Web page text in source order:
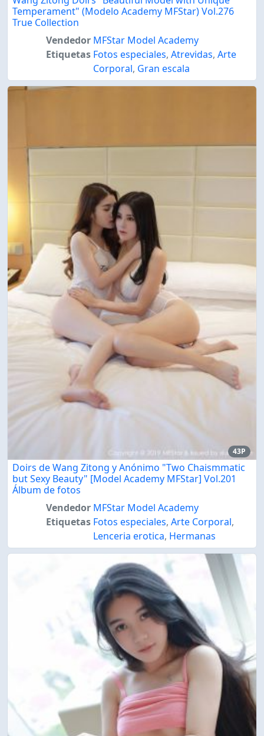
Temperament" (Modelo Academy MFStar) Vol.276
True Collection
Vendedor MFStar Model Academy
Etiquetas Fotos especiales, Atrevidas, Arte
Corporal, Gran escala
43P
Doirs de Wang Zitong y Anónimo "Two Chaismmatic
but Sexy Beauty" [Model Academy MFStar] Vol.201
Álbum de fotos
Vendedor MFStar Model Academy
Etiquetas Fotos especiales, Arte Corporal,
Lenceria erotica, Hermanas